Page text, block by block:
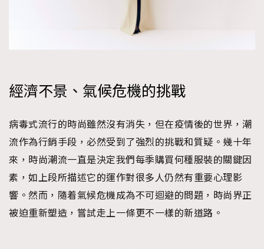
DressLikeAParisienne
FashionWeek
經濟不景、氣候危機的挑戰
病毒式流行的時尚雖然沒有消失，但在疫情後的世界，潮
流作為行銷手段，必然受到了強烈的挑戰和質疑。幾十年
來，時尚潮流一直是決定我們每季購買何種服裝的關鍵因
素，如上段所描述它的運作對很多人仍然有重要心理影
響。然而，隨着氣候危機成為不可迴避的問題，時尚界正
被迫重新塑造，嘗試走上一條更不一樣的新道路。